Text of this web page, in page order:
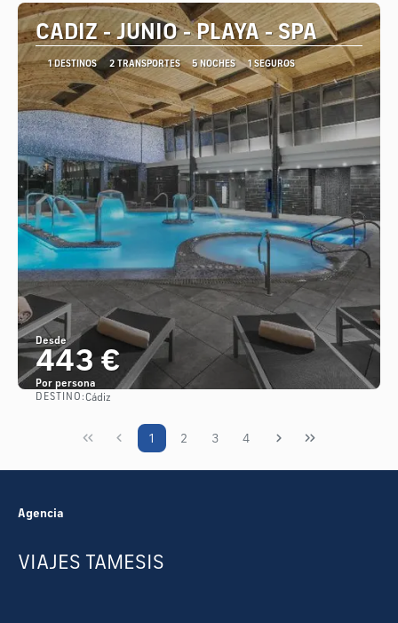
CADIZ - JUNIO - PLAYA - SPA
1 DESTINOS 2 TRANSPORTES 5 NOCHES 1 SEGUROS
Desde
443 €
Por persona
DESTINO:Cádiz
1 2 3 4
Agencia
VIAJES TAMESIS